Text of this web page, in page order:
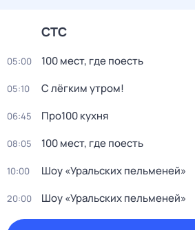
СТС
05:00 100 мест, где поесть
05:10 С лёгким утром!
06:45 Про100 кухня
08:05 100 мест, где поесть
10:00 Шоу «Уральских пельменей»
20:00 Шоу «Уральских пельменей»